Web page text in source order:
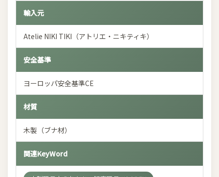
輸入元
Atelie NIKI TIKI（アトリエ・ニキティキ）
安全基準
ヨーロッパ安全基準CE
材質
木製（ブナ材）
関連KeyWord